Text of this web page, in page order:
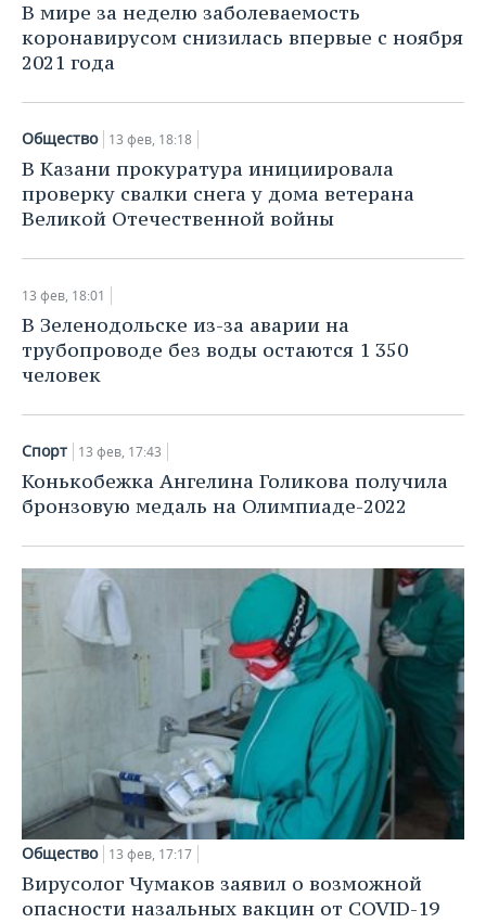
В мире за неделю заболеваемость
коронавирусом снизилась впервые с ноября
2021 года
Общество 13 фев, 18:18
В Казани прокуратура инициировала
проверку свалки снега у дома ветерана
Великой Отечественной войны
13 фев, 18:01
В Зеленодольске из-за аварии на
трубопроводе без воды остаются 1 350
человек
Спорт 13 фев, 17:43
Конькобежка Ангелина Голикова получила
бронзовую медаль на Олимпиаде-2022
Общество 13 фев, 17:17
Вирусолог Чумаков заявил о возможной
опасности назальных вакцин от COVID-19